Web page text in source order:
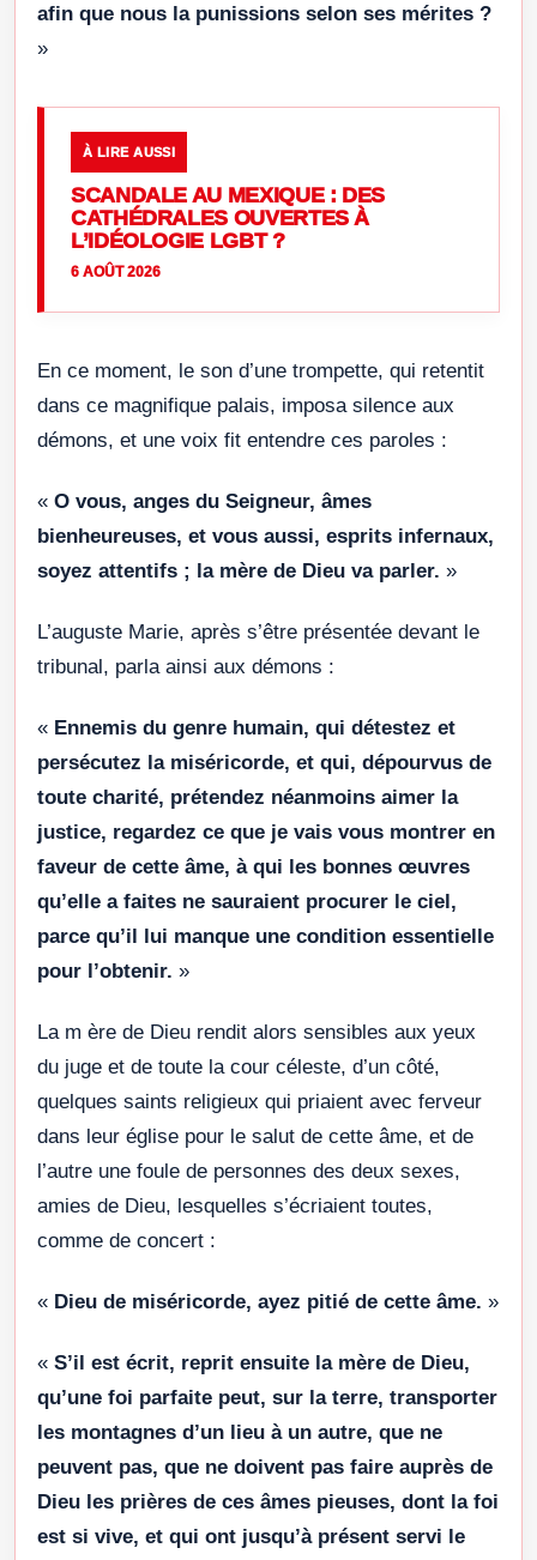
afin que nous la punissions selon ses mérites ?
»
À LIRE AUSSI
SCANDALE AU MEXIQUE : DES
CATHÉDRALES OUVERTES À
L’IDÉOLOGIE LGBT ?
6 AOÛT 2026
En ce moment, le son d’une trompette, qui retentit
dans ce magnifique palais, im­posa silence aux
démons, et une voix fit entendre ces paroles :
« O vous, anges du Seigneur, âmes
bienheureuses, et vous aussi, esprits infernaux,
soyez attentifs ; la mère de Dieu va parler. »
L’auguste Marie, après s’être présentée devant le
tribunal, parla ainsi aux démons :
« Ennemis du genre humain, qui détestez et
persécutez la miséricorde, et qui, dépourvus de
toute charité, prétendez néanmoins aimer la
justice, regardez ce que je vais vous montrer en
faveur de cette âme, à qui les bonnes œuvres
qu’elle a faites ne sauraient procurer le ciel,
parce qu’il lui manque une condition essentielle
pour l’obtenir. »
La m ère de Dieu rendit alors sensibles aux yeux
du juge et de toute la cour céleste, d’un côté,
quelques saints religieux qui priaient avec ferveur
dans leur église pour le salut de cette âme, et de
l’autre une foule de personnes des deux sexes,
amies de Dieu, lesquelles s’écriaient toutes,
comme de concert :
« Dieu de miséricorde, ayez pitié de cette âme. »
« S’il est écrit, reprit ensuite la mère de Dieu,
qu’une foi parfaite peut, sur la terre, transporter
les montagnes d’un lieu à un autre, que ne
peuvent pas, que ne doivent pas faire auprès de
Dieu les prières de ces âmes pieuses, dont la foi
est si vive, et qui ont jusqu’à présent servi le